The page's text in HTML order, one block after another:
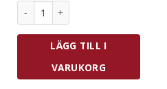
LÄGG TILL I
VARUKORG